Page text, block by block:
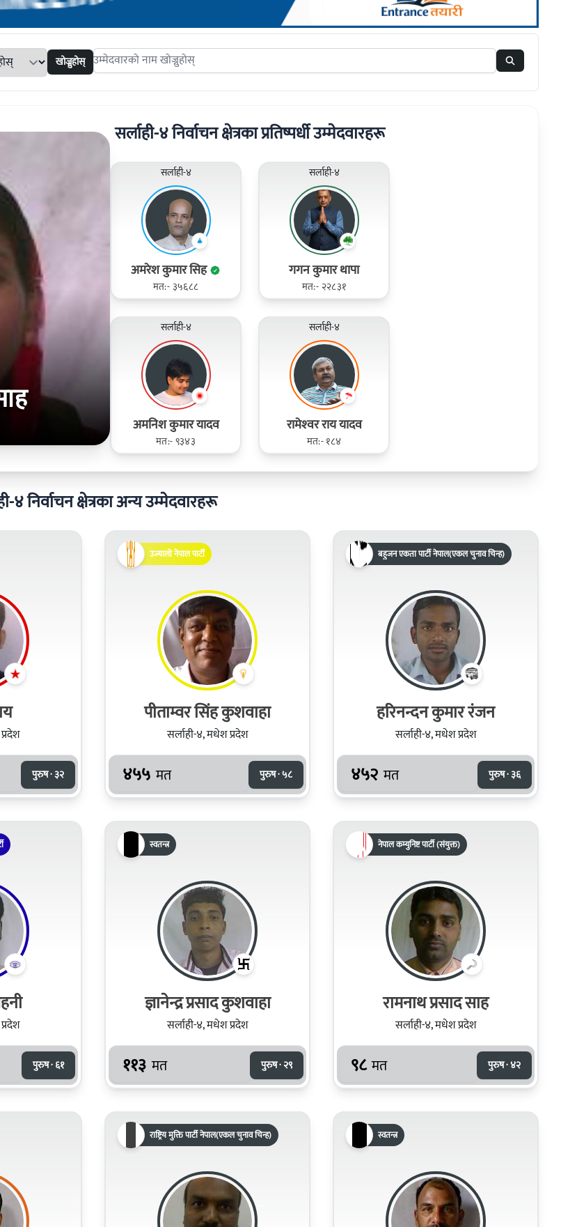
खोज्नुहोस् Search candidates
सर्लाही-४ निर्वाचन क्षेत्रका प्रतिष्पर्धी उम्मेदवारहरू
सर्लाही-४
अमरेश कुमार सिह
मत:- ३५६८८
सर्लाही-४
गगन कुमार थापा
मत:- २२८३१
सर्लाही-४
अमनिश कुमार यादव
मत:- ९३४३
सर्लाही-४
रामेश्‍वर राय यादव
मत:- १८४
४ निर्वाचन क्षेत्रका अन्य उम्मेदवारहरू
पुरुष · ३२
उज्यालो नेपाल पार्टी
पीताम्वर सिंह कुशवाहा
सर्लाही-४, मधेश प्रदेश
४५५ मत पुरुष · ५८
बहुजन एकता पार्टी नेपाल(एकल चुनाव चिन्ह)
हरिनन्दन कुमार रंजन
सर्लाही-४, मधेश प्रदेश
४५२ मत पुरुष · ३६
पुरुष · ६१
स्वतन्त्र
ज्ञानेन्द्र प्रसाद कुशवाहा
सर्लाही-४, मधेश प्रदेश
११३ मत पुरुष · २९
नेपाल कम्युनिष्ट पार्टी (संयुक्त)
रामनाथ प्रसाद साह
सर्लाही-४, मधेश प्रदेश
९८ मत पुरुष · ४२
राष्ट्रिय मुक्ति पार्टी नेपाल(एकल चुनाव चिन्ह) स्वतन्त्र